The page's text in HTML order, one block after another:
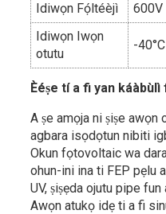
Idiwọn Fọ́ltéèjì
600V
Idiwọn Iwọn
otutu
-
Èéṣe tí a fi yan
A ṣe amọja ni ṣiṣe awọn
agbara isọdọtun nibiti
Okun fọtovoltaic wa
ohun-ini ina ti FEP pẹlu
UV, ṣiṣẹda ojutu pipe
Awọn atukọ idẹ ti a fi